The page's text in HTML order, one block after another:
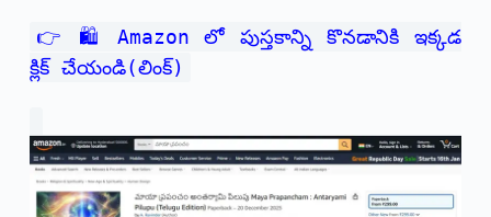
👉 🛍️ Amazon లో పుస్తకాన్ని కొనడానికి ఇక్కడ
క్లిక్ చేయండి(లింక్)